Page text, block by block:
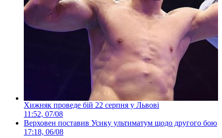
Хижняк проведе бій 22 серпня у Львові
11:52, 07/08
Верховен поставив Усику ультиматум щодо другого бою
17:18, 06/08